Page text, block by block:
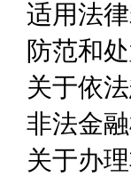
适用法
防范和
关于依
非法金
关于办